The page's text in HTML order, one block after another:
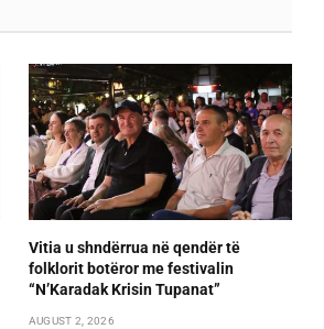
Vitia u shndërrua në qendër të
folklorit botëror me festivalin
“N’Karadak Krisin Tupanat”
AUGUST 2, 2026